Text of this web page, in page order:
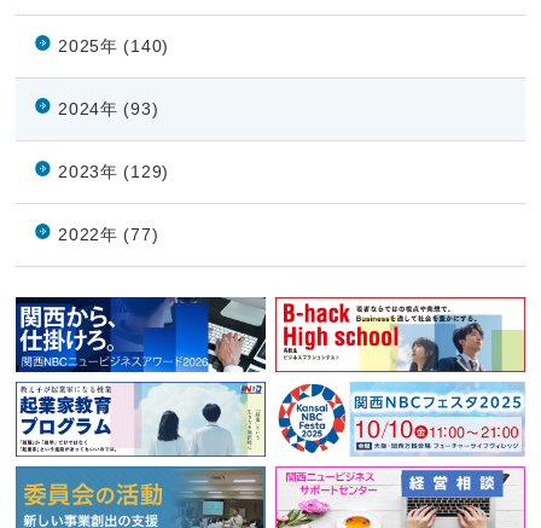
2025年 (140)
2024年 (93)
2023年 (129)
2022年 (77)